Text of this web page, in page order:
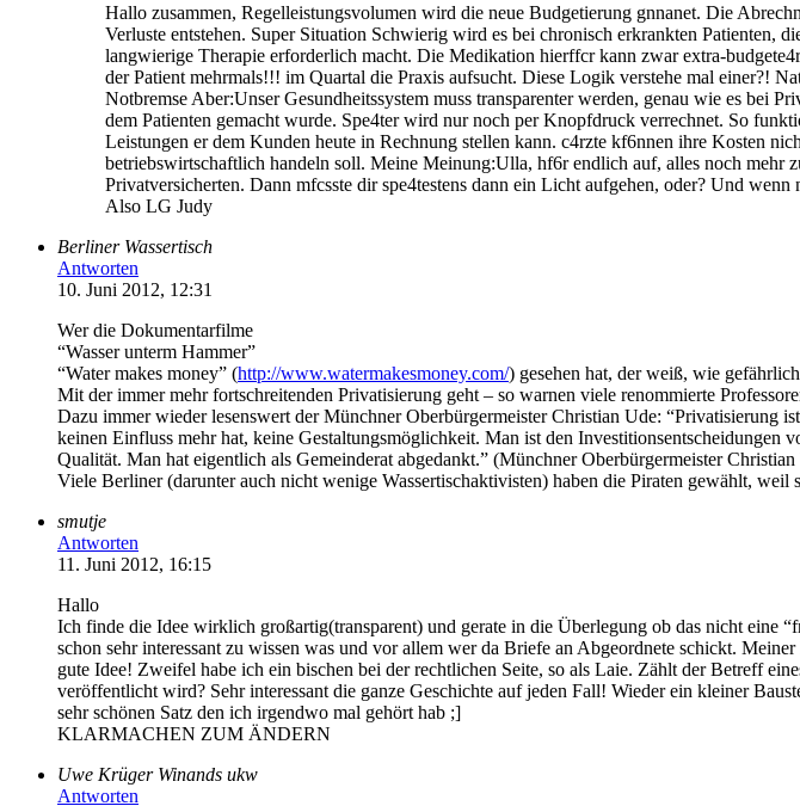
Hallo zusammen, Regelleistungsvolumen wird die neue Budgetierung gnnanet. Die
Verluste entstehen. Super Situation Schwierig wird es bei chronisch erkrankten Patienten,
langwierige Therapie erforderlich macht. Die Medikation hierffcr kann zwar extra-
der Patient mehrmals!!! im Quartal die Praxis aufsucht. Diese Logik verstehe mal einer?!
Notbremse Aber:Unser Gesundheitssystem muss transparenter werden, genau wie es bei
dem Patienten gemacht wurde. Spe4ter wird nur noch per Knopfdruck verrechnet. So
Leistungen er dem Kunden heute in Rechnung stellen kann. c4rzte kf6nnen ihre Kosten
betriebswirtschaftlich handeln soll. Meine Meinung:Ulla, hf6r endlich auf, alles noch mehr
Privatversicherten. Dann mfcsste dir spe4testens dann ein Licht aufgehen, oder? Und
Also LG Judy
Berliner Wassertisch
Antworten
10. Juni 2012, 12:31
Wer die Dokumentarfilme
“Wasser unterm Hammer”
“Water makes money” (http://www.watermakesmoney.com/) gesehen hat, der weiß, wie
Mit der immer mehr fortschreitenden Privatisierung geht – so warnen viele renommierte
Dazu immer wieder lesenswert der Münchner Oberbürgermeister Christian Ude: “Privatisierung
keinen Einfluss mehr hat, keine Gestaltungsmöglichkeit. Man ist den
Qualität. Man hat eigentlich als Gemeinderat abgedankt.” (Münchner Oberbürgermeister
Viele Berliner (darunter auch nicht wenige Wassertischaktivisten) haben die Piraten gewählt,
smutje
Antworten
11. Juni 2012, 16:15
Hallo
Ich finde die Idee wirklich großartig(transparent) und gerate in die Überlegung ob das nicht eine
schon sehr interessant zu wissen was und vor allem wer da Briefe an Abgeordnete schickt.
gute Idee! Zweifel habe ich ein bischen bei der rechtlichen Seite, so als Laie. Zählt der Betreff
veröffentlicht wird? Sehr interessant die ganze Geschichte auf jeden Fall! Wieder ein kleiner
sehr schönen Satz den ich irgendwo mal gehört hab ;]
KLARMACHEN ZUM ÄNDERN
Uwe Krüger Winands ukw
Antworten